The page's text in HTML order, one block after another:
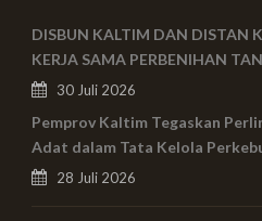
DISBUN KALTIM DAN DISTAN
KERJA SAMA PERBENIHAN
30 Juli 2026
Pemprov Kaltim Tegaskan
Adat dalam Tata Kelola
28 Juli 2026